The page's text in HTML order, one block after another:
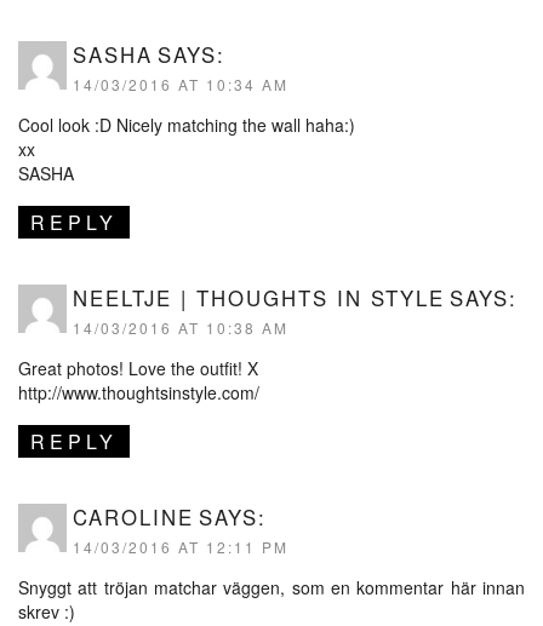
SASHA SAYS:
14/03/2016 AT 10:34 AM
Cool look :D Nicely matching the wall haha:)
xx
SASHA
REPLY
NEELTJE | THOUGHTS IN STYLE SAYS:
14/03/2016 AT 10:38 AM
Great photos! Love the outfit! X
http://www.thoughtsinstyle.com/
REPLY
CAROLINE SAYS:
14/03/2016 AT 12:11 PM
Snyggt att tröjan matchar väggen, som en kommentar här innan
skrev :)